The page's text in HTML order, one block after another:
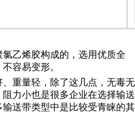
乙烯胶构成的，选用优质全
容易变形。
重量轻，除了这几点，无毒无
力小也是很多企业在选择输送
送带类型中是比较受青睐的其